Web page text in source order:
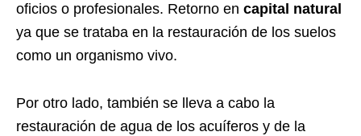
oficios o profesionales. Retorno en capital natural
ya que se trataba en la restauración de los suelos
como un organismo vivo.
Por otro lado, también se lleva a cabo la
restauración de agua de los acuíferos y de la